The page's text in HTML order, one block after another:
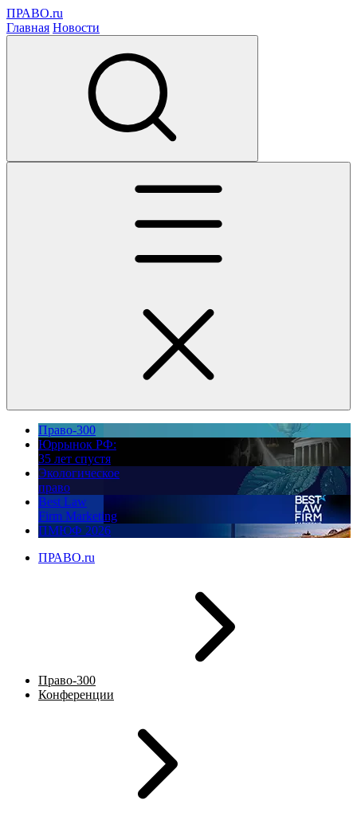
ПРАВО.ru
Главная Новости
Право-300
Юррынок РФ:
35 лет спустя
Экологическое
право
Best Law
Firm Marketing
ПМЮФ 2026
ПРАВО.ru
Право-300
Конференции